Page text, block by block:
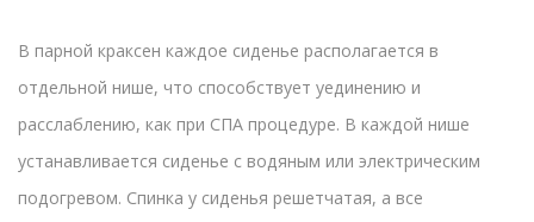
В парной краксен каждое сиденье располагается в
отдельной нише, что способствует уединению и
расслаблению, как при СПА процедуре. В каждой нише
устанавливается сиденье с водяным или электрическим
подогревом. Спинка у сиденья решетчатая, а все